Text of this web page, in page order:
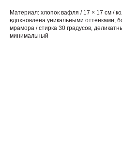
Материал: хлопок вафля / 17 × 17 см /
вдохновлена уникальными оттенками,
мрамора / стирка 30 градусов,
минимальный